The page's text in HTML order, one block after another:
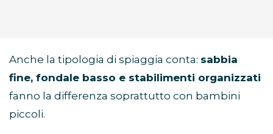
Anche la tipologia di spiaggia conta: sabbia
fine, fondale basso e stabilimenti organizzati
fanno la differenza soprattutto con bambini
piccoli.